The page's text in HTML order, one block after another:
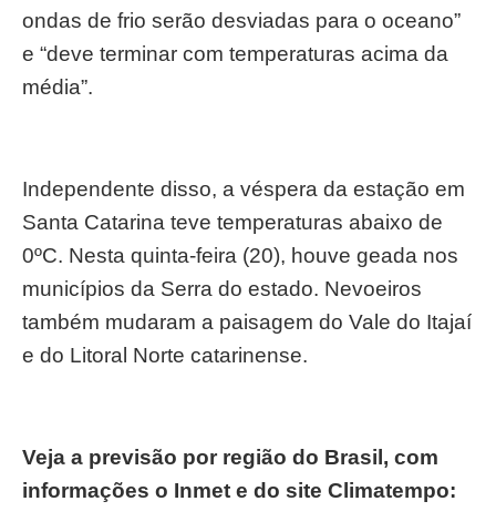
ondas de frio serão desviadas para o oceano”
e “deve terminar com temperaturas acima da
média”.
Independente disso, a véspera da estação em
Santa Catarina teve temperaturas abaixo de
0ºC. Nesta quinta-feira (20), houve geada nos
municípios da Serra do estado. Nevoeiros
também mudaram a paisagem do Vale do Itajaí
e do Litoral Norte catarinense.
Veja a previsão por região do Brasil, com
informações o Inmet e do site Climatempo: